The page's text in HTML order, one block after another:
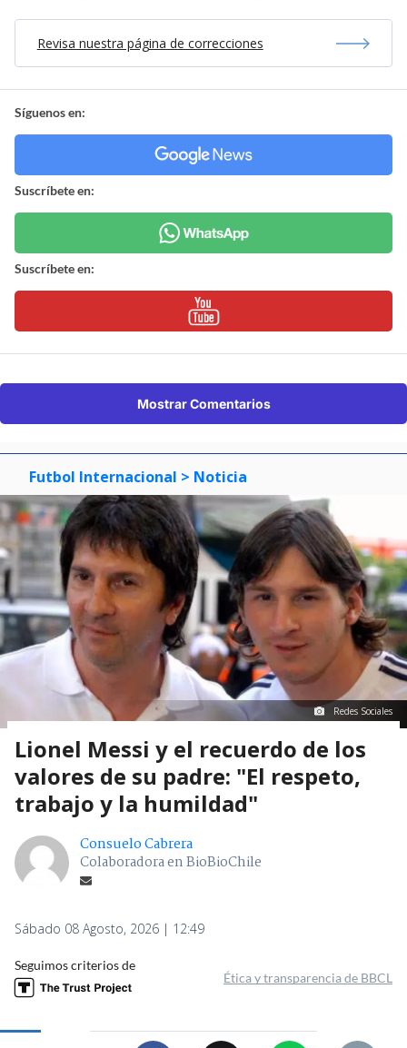
Revisa nuestra página de correcciones
Síguenos en:
Suscríbete en:
Suscríbete en:
Mostrar Comentarios
Futbol Internacional > Noticia
Redes Sociales
Lionel Messi y el recuerdo de los
valores de su padre: "El respeto,
trabajo y la humildad"
Consuelo Cabrera
Colaboradora en BioBioChile
Sábado 08 Agosto, 2026 | 12:49
Seguimos criterios de
Ética y transparencia de BBCL